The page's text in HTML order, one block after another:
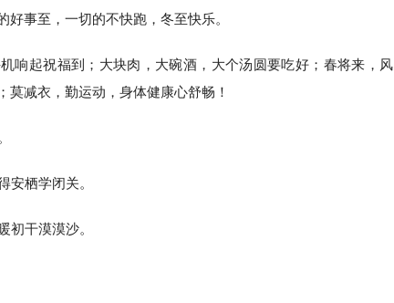
好事至，一切的不快跑，冬至快乐。
响起祝福到；大块肉，大碗酒，大个汤圆要吃好；春将来，风
莫减衣，勤运动，身体健康心舒畅！
安栖学闭关。
初干漠漠沙。